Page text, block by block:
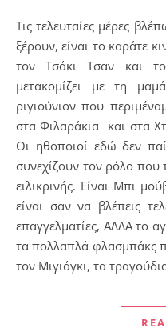
Τις τελευταίες μέρες βλέπω Cobra Kai, που για όσους δεν
ξέρουν, είναι το καράτε
τον Τσάκι Τσαν και
μετακομίζει με τη
ριγιούνιον που
στα Φιλαράκια και στα
Οι ηθοποιοί εδώ δεν
συνεχίζουν τον ρόλο που
ειλικρινής. Είναι Μπι
είναι σαν να βλέπεις
επαγγελματίες, ΑΛΛΑ το
τα πολλαπλά φλασμπάκς
τον Μιγιάγκι, τα